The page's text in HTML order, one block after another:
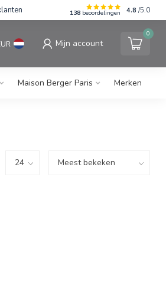
138 beoordelingen 4.8 /5.0
Mijn account
0
Maison Berger Paris Merken